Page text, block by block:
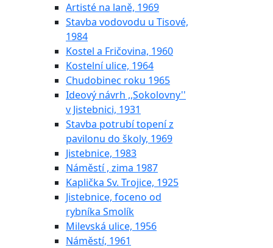
Artisté na laně, 1969
Stavba vodovodu u Tisové,
1984
Kostel a Fričovina, 1960
Kostelní ulice, 1964
Chudobinec roku 1965
Ideový návrh ,,Sokolovny''
v Jistebnici, 1931
Stavba potrubí topení z
pavilonu do školy, 1969
Jistebnice, 1983
Náměstí , zima 1987
Kaplička Sv. Trojice, 1925
Jistebnice, foceno od
rybníka Smolík
Milevská ulice, 1956
Náměstí, 1961